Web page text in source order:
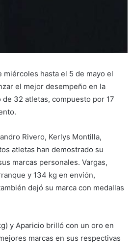
hasta el 5 de mayo el
el mejor desempeño en la
32 atletas, compuesto por 17
Rivero, Kerlys Montilla,
atletas han demostrado su
marcas personales. Vargas,
y 134 kg en envión,
dejó su marca con medallas
y Aparicio brilló con un oro en
marcas en sus respectivas